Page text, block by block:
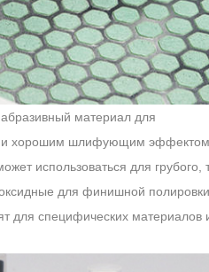
материал для
и хорошим шлифующим
использоваться для грубого,
для финишной
для специфических материалов